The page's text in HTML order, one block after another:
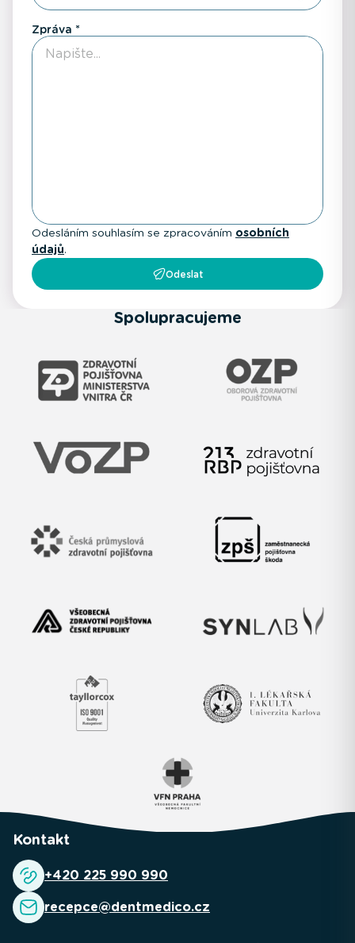
Zpráva
Odesláním souhlasím se zpracováním osobních
údajů.
Odeslat
Spolupracujeme
Kontakt
+420 225 990 990
recepce@dentmedico.cz